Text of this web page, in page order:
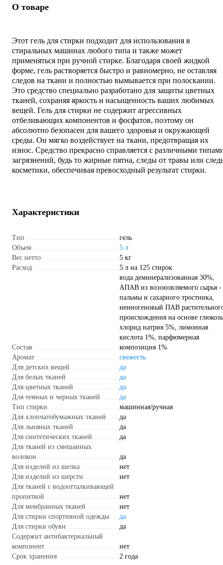
О товаре
Этот гель для стирки подходит для использования в
стиральных машинах любого типа и также может
применяться при ручной стирке. Благодаря своей жидкой
форме, гель растворяется быстро и равномерно, не оставляя
следов на ткани и полностью вымывается при полоскании.
Это средство специально разработано для защиты цветных
тканей, сохраняя яркость и насыщенность ваших любимых
вещей. Гель для стирки не содержит агрессивных
отбеливающих компонентов и фосфатов, поэтому он
абсолютно безопасен для вашего здоровья и окружающей
среды. Он мягко воздействует на ткани, предотвращая их
износ. Средство прекрасно справляется с различными
загрязнений, будь то жирные пятна, следы от травы или
косметики, обеспечивая превосходный результат стирки.
Характеристики
Тип
гель
Объем
5 л
Вес нетто
5 кг
Расход
5 л на 125 стирок
Состав
вода деминерализованная 30%,
АПАВ из возоновляемого сырья -
пальмы и сахарного тростника,
неиногеновый ПАВ
происхождения на основе
хлорид натрия 5%, лимонная
кислота 1%, парфюмерная
композиция 1%
Аромат
свежесть
Для детских вещей
да
Для белых тканей
да
Для цветных тканей
да
Для темных и черных тканей
да
Тип стирки
машинная/ручная
Для хлопчатобумажных тканей
да
Для льняных тканей
да
Для синтетических тканей
да
Для тканей из смешанных
волокон
да
Для изделий из шелка
нет
Для изделий из шерсти
нет
Для тканей с водоотталкивающей
пропиткой
нет
Для мембранных тканей
нет
Для стирки спортивной одежды
да
Для стирки обуви
да
Содержит антибактериальный
компонент
нет
Срок хранения
2 года